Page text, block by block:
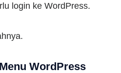
login ke WordPress.
WordPress